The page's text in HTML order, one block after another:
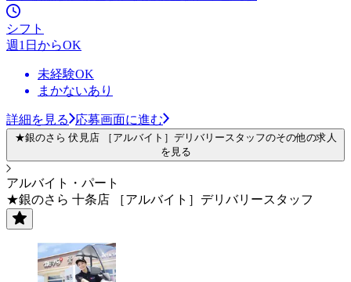
シフト
週1日からOK
未経験OK
まかないあり
詳細を見る 応募画面に進む
★銀のさら 伏見店 ［アルバイト］デリバリースタッフのその他の求人
を見る
アルバイト・パート
★銀のさら 十条店 ［アルバイト］デリバリースタッフ